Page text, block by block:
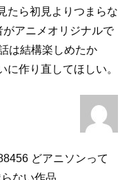
たら初見よりつまらな
アニメオリジナルで
は結構楽しめたか
作り直してほしい。
どアニソンって
ない作品